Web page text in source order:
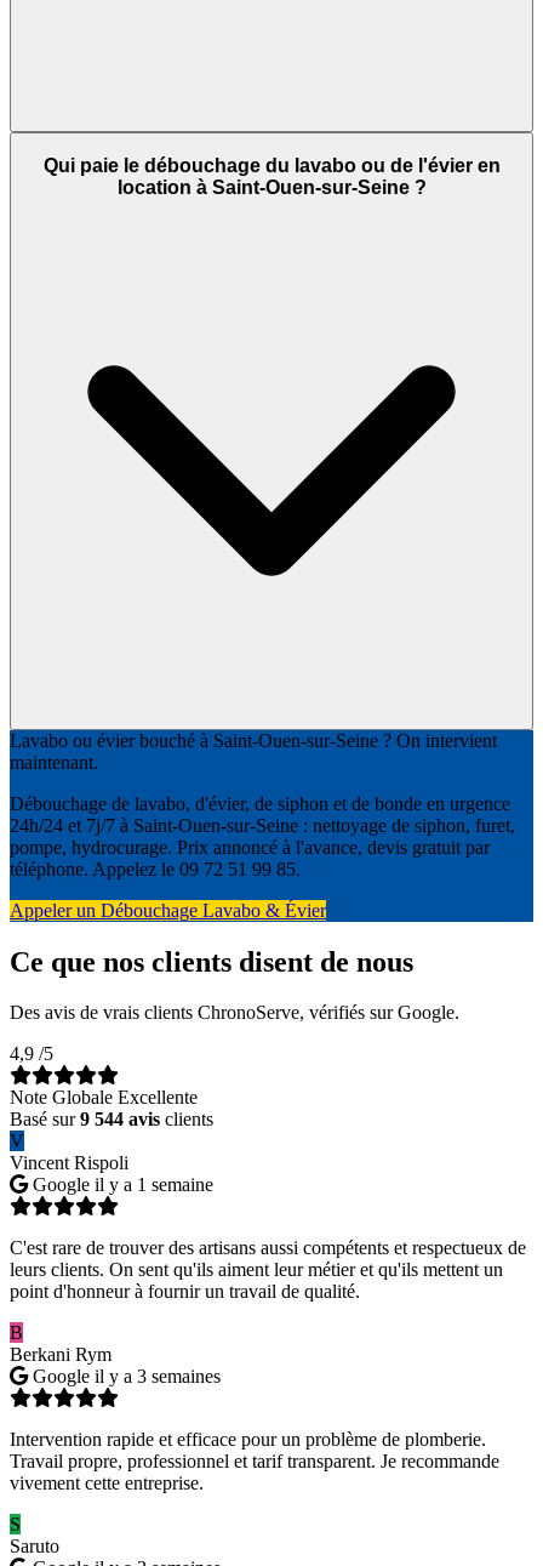
Qui paie le débouchage du lavabo ou de l'évier en
location à Saint-Ouen-sur-Seine ?
Lavabo ou évier bouché à Saint-Ouen-sur-Seine ? On intervient
maintenant.
Débouchage de lavabo, d'évier, de siphon et de bonde en urgence
24h/24 et 7j/7 à Saint-Ouen-sur-Seine : nettoyage de siphon, furet,
pompe, hydrocurage. Prix annoncé à l'avance, devis gratuit par
téléphone. Appelez le 09 72 51 99 85.
Appeler un Débouchage Lavabo & Évier
Ce que nos clients disent de nous
Des avis de vrais clients ChronoServe, vérifiés sur Google.
4,9 /5
Note Globale Excellente
Basé sur9 544 avis clients
V
Vincent Rispoli
Google il y a 1 semaine
C'est rare de trouver des artisans aussi compétents et respectueux de
leurs clients. On sent qu'ils aiment leur métier et qu'ils mettent un
point d'honneur à fournir un travail de qualité.
B
Berkani Rym
Google il y a 3 semaines
Intervention rapide et efficace pour un problème de plomberie.
Travail propre, professionnel et tarif transparent. Je recommande
vivement cette entreprise.
S
Saruto